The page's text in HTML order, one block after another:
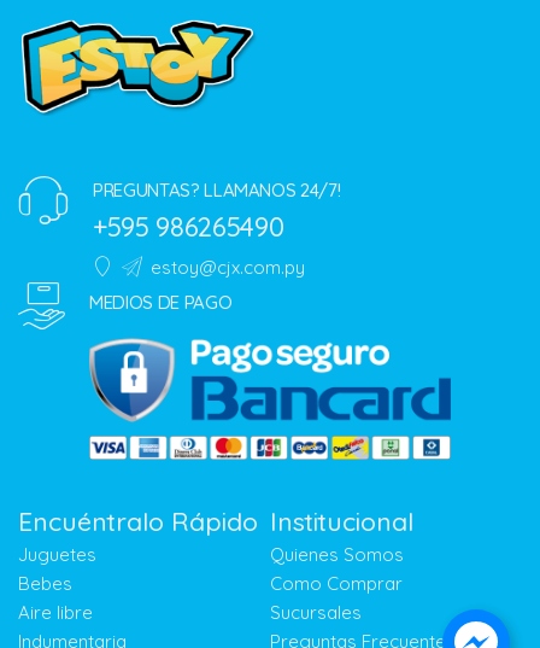
PREGUNTAS? LLAMANOS 24/7!
+595 986265490
estoy@cjx.com.py
MEDIOS DE PAGO
Encuéntralo Rápido
Juguetes
Bebes
Aire libre
Indumentaria
Institucional
Quienes Somos
Como Comprar
Sucursales
Preguntas Frecuentes